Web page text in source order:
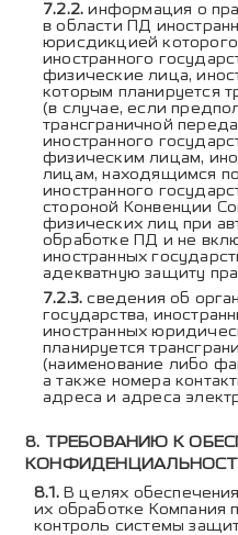
информация о
в области ПД
юрисдикцией которого
иностранного
физические лица,
которым планируется
(в случае, если
трансграничной
иностранного
физическим лицам,
лицам, находящимся
иностранного
стороной Конвенции
физических лиц при
обработке ПД и не
иностранных
адекватную защиту
сведения об
государства,
иностранных
планируется
(наименование либо
а также номера
адреса и адреса
ТРЕБОВАНИЮ К
В целях
их обработке Компания
контроль системы